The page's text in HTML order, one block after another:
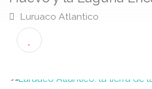
Huevo y la Laguna
Luruaco Atlantico